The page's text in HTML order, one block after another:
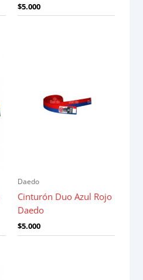
$5.000
Daedo
Cinturón Duo Azul Rojo
Daedo
$5.000